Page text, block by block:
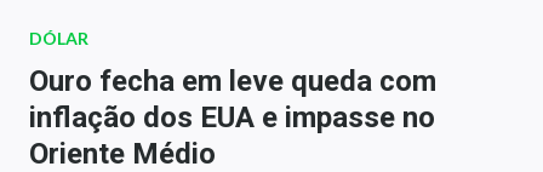
Newsletters
Money Trader
Anuncie
DÓLAR
Ouro fecha em leve queda com
inflação dos EUA e impasse no
Oriente Médio